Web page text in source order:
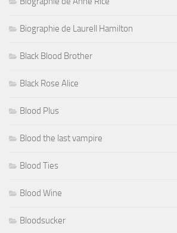
Biographie de Laurell Hamilton
Black Blood Brother
Black Rose Alice
Blood Plus
Blood the last vampire
Blood Ties
Blood Wine
Bloodsucker